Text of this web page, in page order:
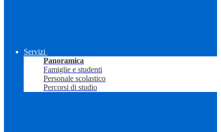
Servizi
Panoramica
Famiglie e studenti
Personale scolastico
Percorsi di studio